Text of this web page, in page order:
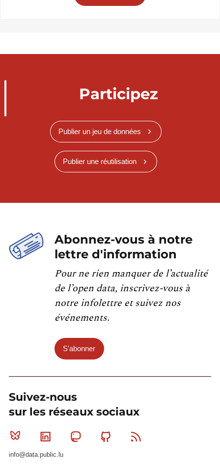
Participez
Publier un jeu de données
Publier une réutilisation
Abonnez-vous à notre
lettre d'information
Pour ne rien manquer de l’actualité
de l’open data, inscrivez-vous à
notre infolettre et suivez nos
événements.
S'abonner
Suivez-nous
sur les réseaux sociaux
Bluesky Linkedin MastodonGithub
info@data.public.lu